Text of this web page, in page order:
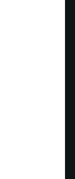
de
da
de
pousou no
carregava
anos de